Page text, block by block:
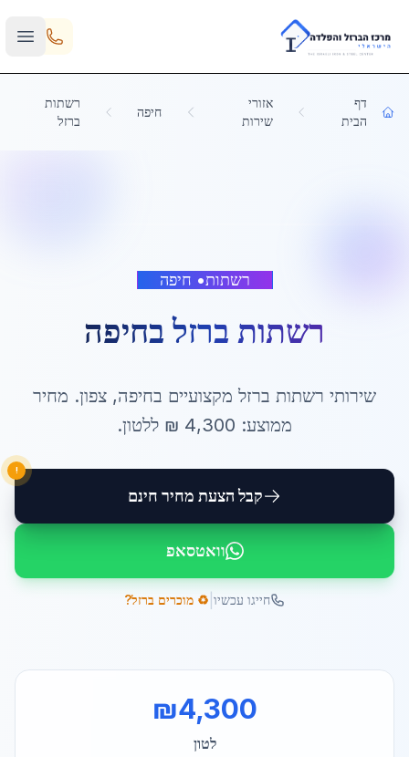
Skip to main content
דף
הבית
אזורי
שירות
חיפה
רשתות
ברזל
רשתות• חיפה
רשתות ברזלבחיפה
שירותי רשתות ברזל מקצועיים בחיפה, צפון. מחיר
ממוצע: 4,300 ₪ ללטון.
קבל הצעת מחיר חינם
!
וואטסאפ
חייגו עכשיו ♻️ מוכרים ברזל?
₪4,300
לטון